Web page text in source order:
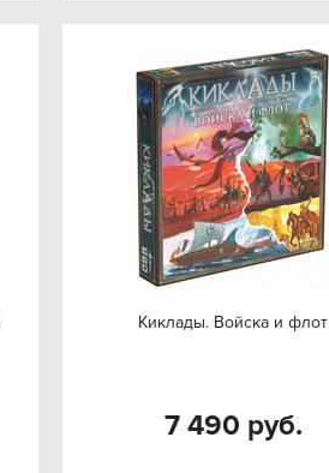
Киклады. Войска и флот
7 490 руб.